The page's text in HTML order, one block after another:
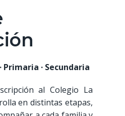
Primaria · Secundaria
al Colegio La
en distintas etapas,